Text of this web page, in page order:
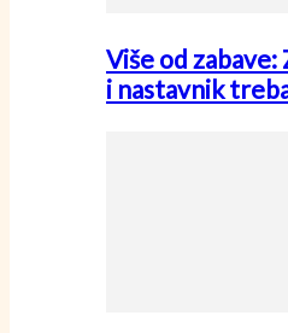
Više od
i nastavnik